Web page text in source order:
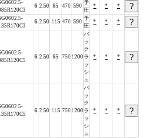
6 2.50 65 470 590
予
圧
* * *
6 2.50 115 470 590
予
圧
* * *
6 2.50 65 750 1200
バ
ッ
ク
ラ
ッ
シ
ュ
* * *
6 2.50 115 750 1200
バ
ッ
ク
ラ
ッ
シ
ュ
* * *